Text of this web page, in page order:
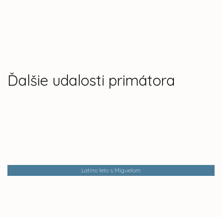
Ďalšie udalosti primátora
Latino leto s Miguelom